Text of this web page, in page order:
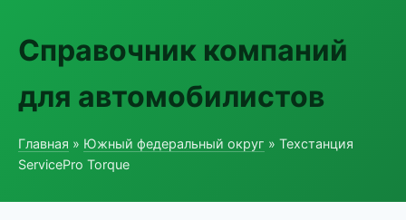
Справочник компаний
для автомобилистов
Главная » Южный федеральный округ » Техстанция
ServicePro Torque